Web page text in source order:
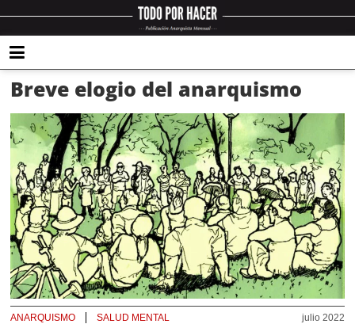
Breve elogio del anarquismo
julio 2022
ANARQUISMO SALUD MENTAL